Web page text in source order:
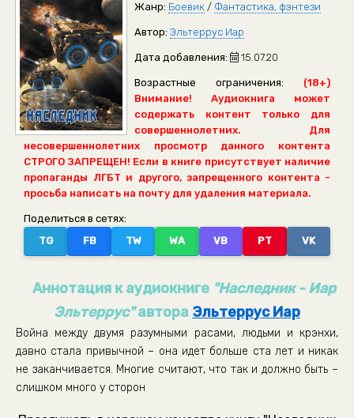
Жанр: Боевик / Фантастика, фэнтези
Автор: Эльтеррус Иар
Дата добавления: 15.07.20
Возрастные ограничения:
(18+)
Внимание! Аудиокнига может
содержать контент только для
совершеннолетних. Для
несовершеннолетних просмотр данного контента
СТРОГО ЗАПРЕЩЕН! Если в книге присутствует наличие
пропаганды ЛГБТ и другого, запрещенного контента -
просьба написать на почту для удаления материала.
Поделиться в сетях:
TG
FB TW WA VB PT VK
Аннотация к аудиокниге "Наследник - Иар
Эльтеррус"автора Эльтеррус Иар
Война между двумя разумными расами, людьми и крэнхи,
давно стала привычной – она идет больше ста лет и никак
не заканчивается. Многие считают, что так и должно быть –
слишком много у сторон